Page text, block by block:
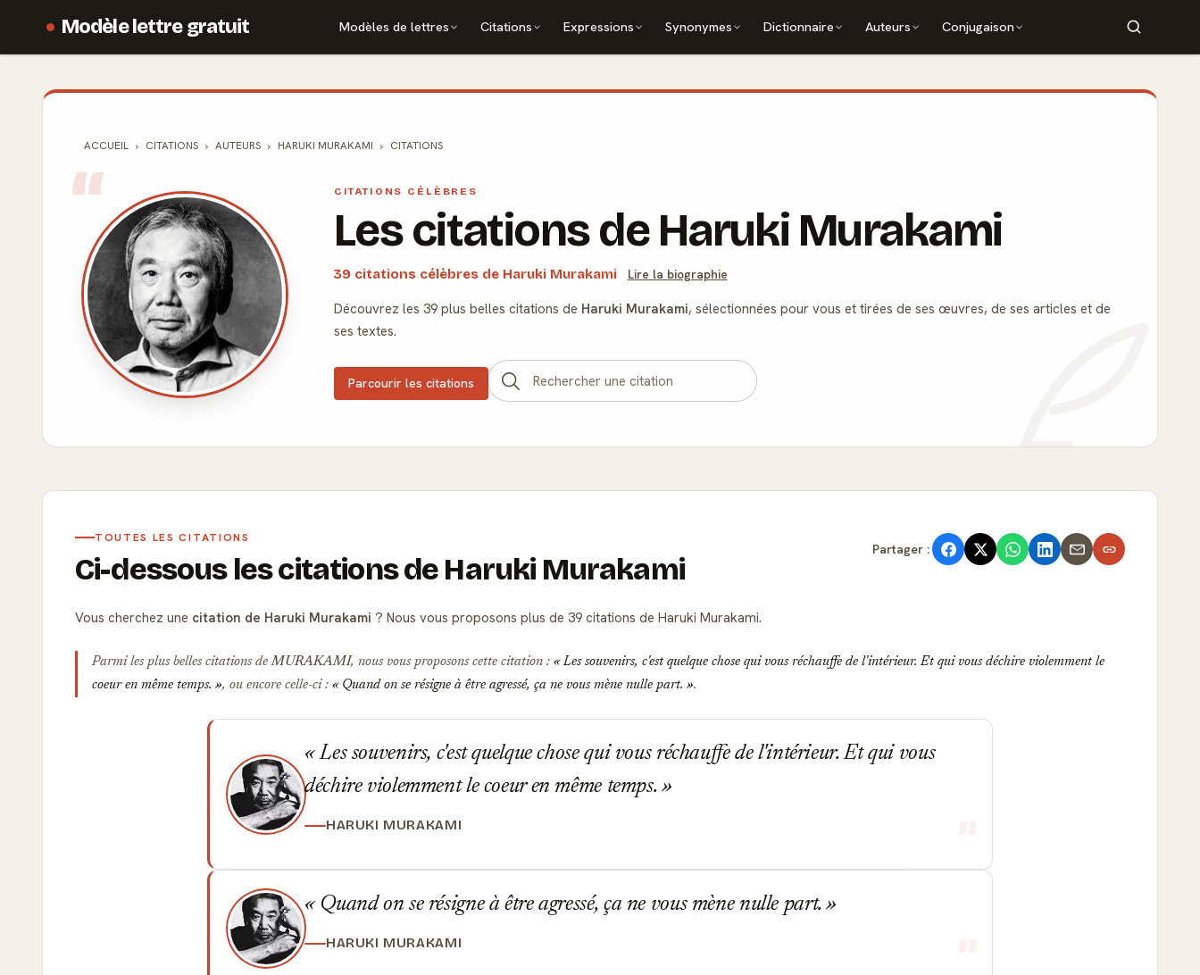
Modèle lettre gratuit Modèles de lettres Citations Expressions Synonymes Dictionnaire Auteurs Conjugaison
ACCUEIL CITATIONS AUTEURS HARUKI MURAKAMI CITATIONS
CITATIONS CÉLÈBRES
Les citations de Haruki Murakami
39 citations célèbres de Haruki Murakami Lire la biographie
Découvrez les 39 plus belles citations de Haruki Murakami, sélectionnées pour vous et tirées de ses œuvres, de ses articles et de
ses textes.
Parcourir les citations
TOUTES LES CITATIONS
Ci-dessous les citations de Haruki Murakami
Partager :
Vous cherchez une citation de Haruki Murakami ? Nous vous proposons plus de 39 citations de Haruki Murakami.
Parmi les plus belles citations deMURAKAMI, nous vous proposons cette citation :
Les souvenirs, c'est quelque chose qui vous réchauffe de l'intérieur. Et qui vous déchire violemment le
coeur en même temps.
, ou encore celle-ci : Quand on se résigne à être agressé, ça ne vous mène nulle part. .
Les souvenirs, c'est quelque chose qui vous réchauffe de l'intérieur. Et qui vous
déchire violemment le coeur en même temps.
HARUKI MURAKAMI
Quand on se résigne à être agressé, ça ne vous mène nulle part.
HARUKI MURAKAMI